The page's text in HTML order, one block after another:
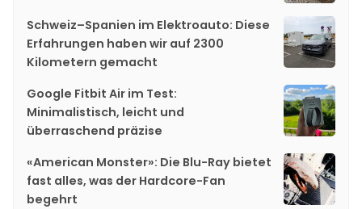
Schweiz–Spanien im Elektroauto: Diese
Erfahrungen haben wir auf 2300
Kilometern gemacht
Google Fitbit Air im Test:
Minimalistisch, leicht und
überraschend präzise
«American Monster»: Die Blu-Ray bietet
fast alles, was der Hardcore-Fan
begehrt